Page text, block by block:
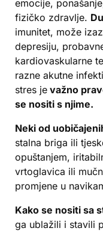
emocije,
fizičko zdravlje.
imunitet, može
depresiju,
kardiovaskularne
razne akutne
stres je važno
se nositi s njime.
Neki od
stalna briga ili
opuštanjem,
vrtoglavica ili
promjene u
Kako se nositi sa
ga ublažili i stavili